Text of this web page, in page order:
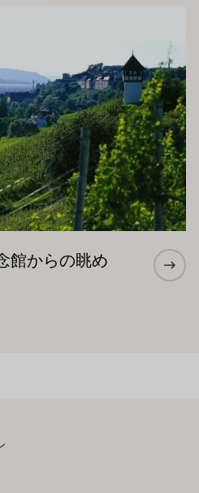
館からの眺め